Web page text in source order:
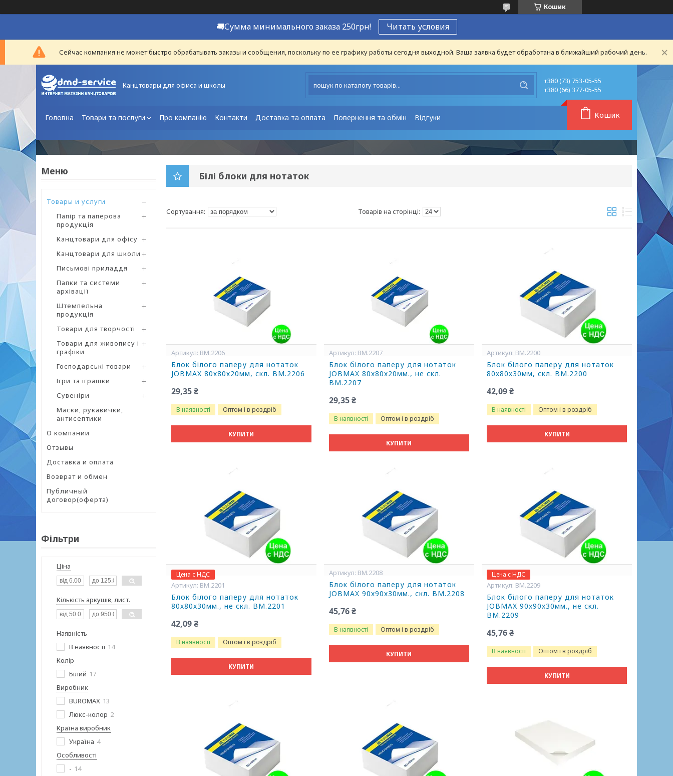
Кошик
🚚Сумма минимального заказа 250грн! Читать условия
Сейчас компания не может быстро обрабатывать заказы и сообщения, поскольку по ее графику работы сегодня выходной. Ваша заявка будет обработана в ближайший рабочий день.
Канцтовары для офиса и школы
+380 (73) 753-05-55
+380 (66) 377-05-55
Головна Товари та послуги Про компанію Контакти Доставка та оплата Повернення та обмін Відгуки Кошик
Товары и услуги
Папір та паперова
продукція
Канцтовари для офісу
Канцтовари для школи
Письмові приладдя
Папки та системи
архівації
Штемпельна
продукція
Товари для творчості
Товари для живопису і
графіки
Господарські товари
Ігри та іграшки
Сувеніри
Маски, рукавички,
антисептики
О компании
Отзывы
Доставка и оплата
Возврат и обмен
Публичный
договор(оферта)
Фільтри
Ціна
Кількість аркушів, лист.
Наявність
В наявності 14
Колір
Білий 17
Виробник
BUROMAX 13
Люкс-колор 2
Країна виробник
Україна 4
Особливості
- 14
Білі блоки для нотаток
BM.2206
Блок білого паперу для нотаток
JOBMAX 80х80х20мм, скл. BM.2206
29,35 ₴
В наявності Оптом і в роздріб
КУПИТИ
BM.2207
Блок білого паперу для нотаток
JOBMAX 80х80х20мм., не скл.
BM.2207
29,35 ₴
В наявності Оптом і в роздріб
КУПИТИ
BM.2200
Блок білого паперу для нотаток
80х80х30мм, скл. BM.2200
42,09 ₴
В наявності Оптом і в роздріб
КУПИТИ
Цена с НДС
BM.2201
Блок білого паперу для нотаток
80х80х30мм., не скл. BM.2201
42,09 ₴
В наявності Оптом і в роздріб
КУПИТИ
BM.2208
Блок білого паперу для нотаток
JOBMAX 90х90х30мм., скл. BM.2208
45,76 ₴
В наявності Оптом і в роздріб
КУПИТИ
Цена с НДС
BM.2209
Блок білого паперу для нотаток
JOBMAX 90х90х30мм., не скл.
BM.2209
45,76 ₴
В наявності Оптом і в роздріб
КУПИТИ